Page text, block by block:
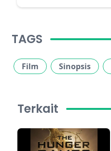
TAGS
Film Sinopsis
Terkait